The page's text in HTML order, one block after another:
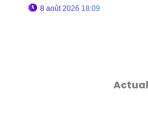
8 août 2026 18:09